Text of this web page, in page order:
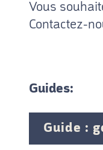
Vous
Contactez-
Guides:
Guide :